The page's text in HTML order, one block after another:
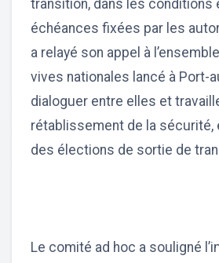
transition, dans les conditions
échéances fixées par les
a relayé son appel à
vives nationales lancé à Port-
dialoguer entre elles et
rétablissement de la sécurité,
des élections de sortie de
Le comité ad hoc a souligné